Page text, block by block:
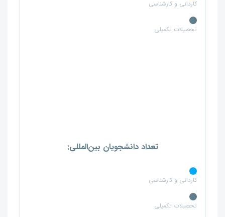
کاردانی و کارشناسی
تحصبلات تکمیلی
تعداد دانشجویان بین‌المللی:
کاردانی و کارشناسی
تحصبلات تکمیلی